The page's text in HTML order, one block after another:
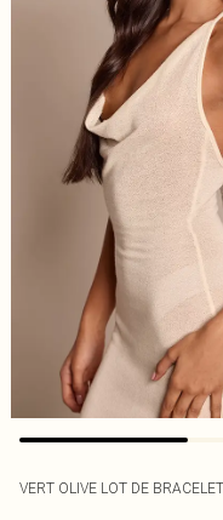
VERT OLIVE LOT DE